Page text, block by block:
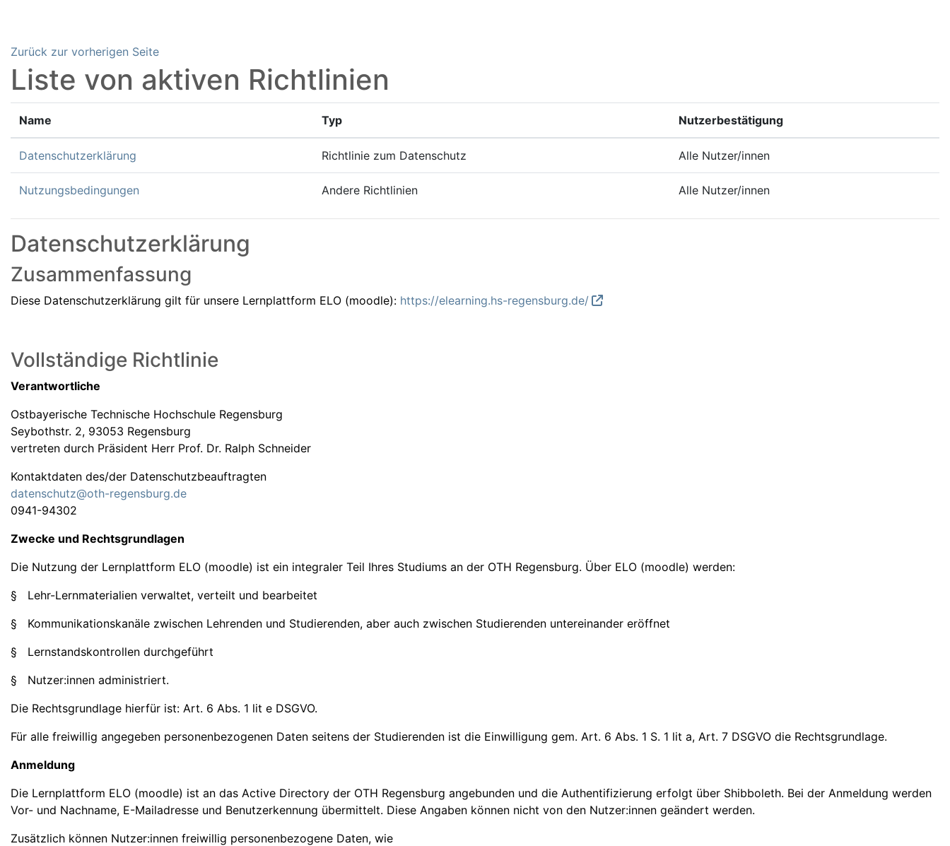
Zurück zur vorherigen Seite
Liste von aktiven Richtlinien
Name Typ Nutzerbestätigung
Datenschutzerklärung Richtlinie zum Datenschutz Alle Nutzer/innen
Nutzungsbedingungen Andere Richtlinien Alle Nutzer/innen
Datenschutzerklärung
Zusammenfassung
Diese Datenschutzerklärung gilt für unsere Lernplattform ELO (moodle): https://elearning.hs-regensburg.de/
Vollständige Richtlinie
Verantwortliche
Ostbayerische Technische Hochschule Regensburg
Seybothstr. 2, 93053 Regensburg
vertreten durch Präsident Herr Prof. Dr. Ralph Schneider
Kontaktdaten des/der Datenschutzbeauftragten
datenschutz@oth-regensburg.de
0941-94302
Zwecke und Rechtsgrundlagen
Die Nutzung der Lernplattform ELO (moodle) ist ein integraler Teil Ihres Studiums an der OTH Regensburg. Über ELO (moodle) werden:
§ Lehr-Lernmaterialien verwaltet, verteilt und bearbeitet
§ Kommunikationskanäle zwischen Lehrenden und Studierenden, aber auch zwischen Studierenden untereinander eröffnet
§ Lernstandskontrollen durchgeführt
§ Nutzer:innen administriert.
Die Rechtsgrundlage hierfür ist: Art. 6 Abs. 1 lit e DSGVO.
Für alle freiwillig angegeben personenbezogenen Daten seitens der Studierenden ist die Einwilligung gem. Art. 6 Abs. 1 S. 1 lit a, Art. 7 DSGVO die Rechtsgrundlage.
Anmeldung
Die Lernplattform ELO (moodle) ist an das Active Directory der OTH Regensburg angebunden und die Authentifizierung erfolgt über Shibboleth. Bei der Anmeldung werden
Vor- und Nachname, E-Mailadresse und Benutzerkennung übermittelt. Diese Angaben können nicht von den Nutzer:innen geändert werden.
Zusätzlich können Nutzer:innen freiwillig personenbezogene Daten, wie